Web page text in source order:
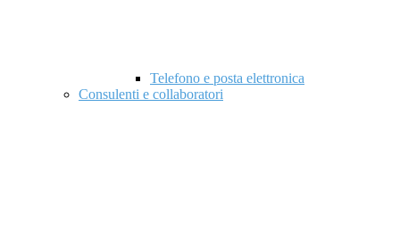
Telefono e posta elettronica
Consulenti e collaboratori